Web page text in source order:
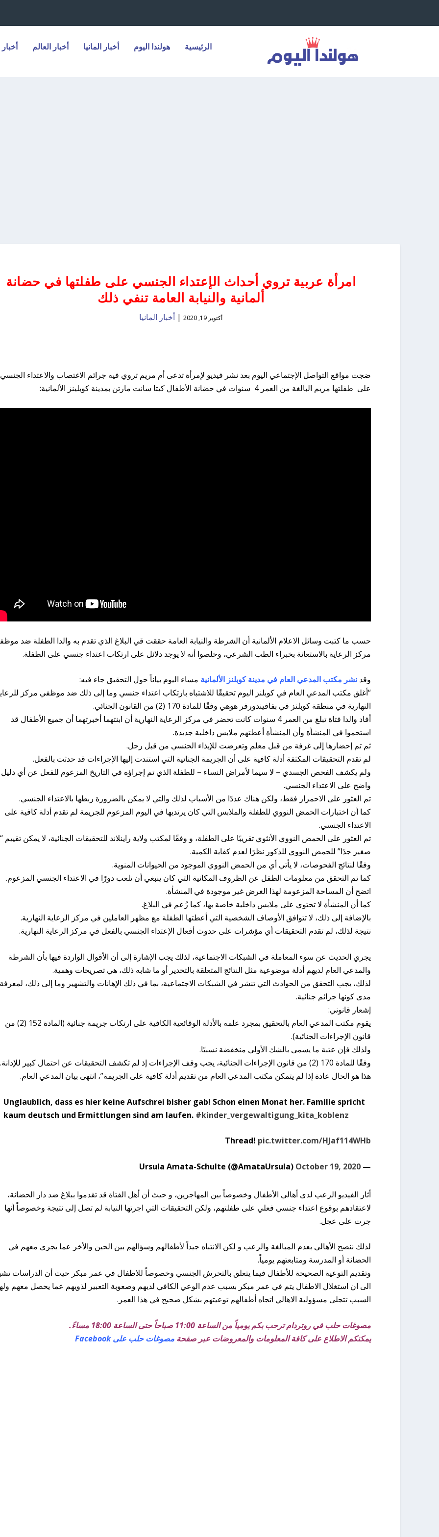
الرئيسية هولندا اليوم أخبار المانيا أخبار العالم
امرأة عربية تروي أحداث الإعتداء الجنسي على طفلتها في حضانة
ألمانية والنيابة العامة تنفي ذلك
أكتوبر 19, 2020 | أخبار المانيا
ضجت مواقع التواصل الإجتماعي اليوم بعد نشر فيديو لإمرأة تدعى أم مريم تروي فيه جرائم الاغتصاب والاعتداء الجنسي
على طفلتها مريم البالغة من العمر 4 سنوات في حضانة الأطفال كيتا سانت مارتن بمدينة كوبلينز الألمانية:
حسب ما كتبت وسائل الاعلام الألمانية أن الشرطة والنيابة العامة حققت قي البلاغ الذي تقدم به والدا الطفلة ضد
مركز الرعاية بالاستعانة بخبراء الطب الشرعي، وخلصوا أنه لا يوجد دلائل على ارتكاب اعتداء جنسي على الطفلة.
وقدنشر مكتب المدعي العام في مدينة كوبلنز الألمانية مساء اليوم بياناً حول التحقيق جاء فيه:
“أغلق مكتب المدعي العام في كوبلنز اليوم تحقيقًا للاشتباه بارتكاب اعتداء جنسي وما إلى ذلك ضد موظفي مركز
النهارية في منطقة كوبلنز في بفافيندورفر هوهي وفقًا للمادة 170 (2) من القانون الجنائي.
أفاد والدا فتاة تبلغ من العمر 4 سنوات كانت تحضر في مركز الرعاية النهارية أن ابنتهما أخبرتهما أن جميع الأطفال قد
استحموا في المنشأة وأن المنشأة أعطتهم ملابس داخلية جديدة.
ثم تم إحضارها إلى غرفة من قبل معلم وتعرضت للإيذاء الجنسي من قبل رجل.
لم تقدم التحقيقات المكثفة أدلة كافية على أن الجريمة الجنائية التي استندت إليها الإجراءات قد حدثت بالفعل.
ولم يكشف الفحص الجسدي – لا سيما لأمراض النساء – للطفلة الذي تم إجراؤه في التاريخ المزعوم للفعل عن أي دليل
واضح على الاعتداء الجنسي.
تم العثور على الاحمرار فقط، ولكن هناك عددًا من الأسباب لذلك والتي لا يمكن بالضرورة ربطها بالاعتداء الجنسي.
كما أن اختبارات الحمض النووي للطفلة والملابس التي كان يرتديها في اليوم المزعوم للجريمة لم تقدم أدلة كافية على
الاعتداء الجنسي.
تم العثور على الحمض النووي الأنثوي تقريبًا على الطفلة، و وفقًا لمكتب ولاية راينلاند للتحقيقات الجنائية، لا يمكن تقييم
صغير جدًا” للحمض النووي للذكور نظرًا لعدم كفاية الكمية.
وفقًا لنتائج الفحوصات، لا يأتي أي من الحمض النووي الموجود من الحيوانات المنوية.
كما تم التحقق من معلومات الطفل عن الظروف المكانية التي كان ينبغي أن تلعب دورًا في الاعتداء الجنسي المزعوم.
اتضح أن المساحة المزعومة لهذا الغرض غير موجودة في المنشأة.
كما أن المنشأة لا تحتوي على ملابس داخلية خاصة بها، كما زُعم في البلاغ.
بالإضافة إلى ذلك، لا تتوافق الأوصاف الشخصية التي أعطتها الطفلة مع مظهر العاملين في مركز الرعاية النهارية.
نتيجة لذلك، لم تقدم التحقيقات أي مؤشرات على حدوث أفعال الإعتداء الجنسي بالفعل في مركز الرعاية النهارية.
يجري الحديث عن سوء المعاملة في الشبكات الاجتماعية، لذلك يجب الإشارة إلى أن الأقوال الواردة فيها بأن الشرطة
والمدعي العام لديهم أدلة موضوعية مثل النتائج المتعلقة بالتخدير أو ما شابه ذلك، هي تصريحات وهمية.
لذلك، يجب التحقق من الحوادث التي تنشر في الشبكات الاجتماعية، بما في ذلك الإهانات والتشهير وما إلى ذلك،
مدى كونها جرائم جنائية.
إشعار قانوني:
يقوم مكتب المدعي العام بالتحقيق بمجرد علمه بالأدلة الوقائعية الكافية على ارتكاب جريمة جنائية (المادة 152 (2) من
قانون الإجراءات الجنائية).
ولذلك فإن عتبة ما يسمى بالشك الأولي منخفضة نسبيًا.
وفقًا للمادة 170 (2) من قانون الإجراءات الجنائية، يجب وقف الإجراءات إذ لم تكشف التحقيقات عن احتمال كبير للإدانة.
هذا هو الحال عادة إذا لم يتمكن مكتب المدعي العام من تقديم أدلة كافية على الجريمة”، انتهى بيان المدعي العام.
Unglaublich, dass es hier keine Aufschrei bisher gab! Schon einen Monat her. Familie spricht
kaum deutsch und Ermittlungen sind am laufen. #kinder_vergewaltigung_kita_koblenz
Thread! pic.twitter.com/HJaf114WHb
— Ursula Amata-Schulte (@AmataUrsula)
October 19, 2020
أثار الفيديو الرعب لدى أهالي الأطفال وخصوصاً بين المهاجرين، و حيث أن أهل الفتاة قد تقدموا ببلاغ ضد دار الحضانة،
لاعتقادهم بوقوع اعتداء جنسي فعلي على طفلتهم، ولكن التحقيقات التي اجرتها النيابة لم تصل إلى نتيجة وخصوصاً أنها
جرت على عجل.
لذلك ننصح الأهالي بعدم المبالغة والرعب و لكن الانتباه جيداً لأطفالهم وسؤالهم بين الحين والأخر عما يجري معهم في
الحضانة أو المدرسة ومتابعتهم يومياً.
وتقديم التوعية الصحيحة للأطفال فيما يتعلق بالتحرش الجنسي وخصوصاً للاطفال في عمر مبكر حيث أن الدراسات
الى ان استغلال الاطفال يتم في عمر مبكر بسبب عدم الوعي الكافي لديهم وصعوبة التعبير لذويهم عما يحصل معهم
السبب تتجلى مسؤولية الاهالي اتجاه أطفالهم توعيتهم بشكل صحيح في هذا العمر.
مصوغات حلب في روتردام ترحب بكم يومياً من الساعة 11:00 صباحاً حتى الساعة 18:00 مساءً.
يمكنكم الاطلاع على كافة المعلومات والمعروضات عبر صفحةمصوغات حلب على Facebook